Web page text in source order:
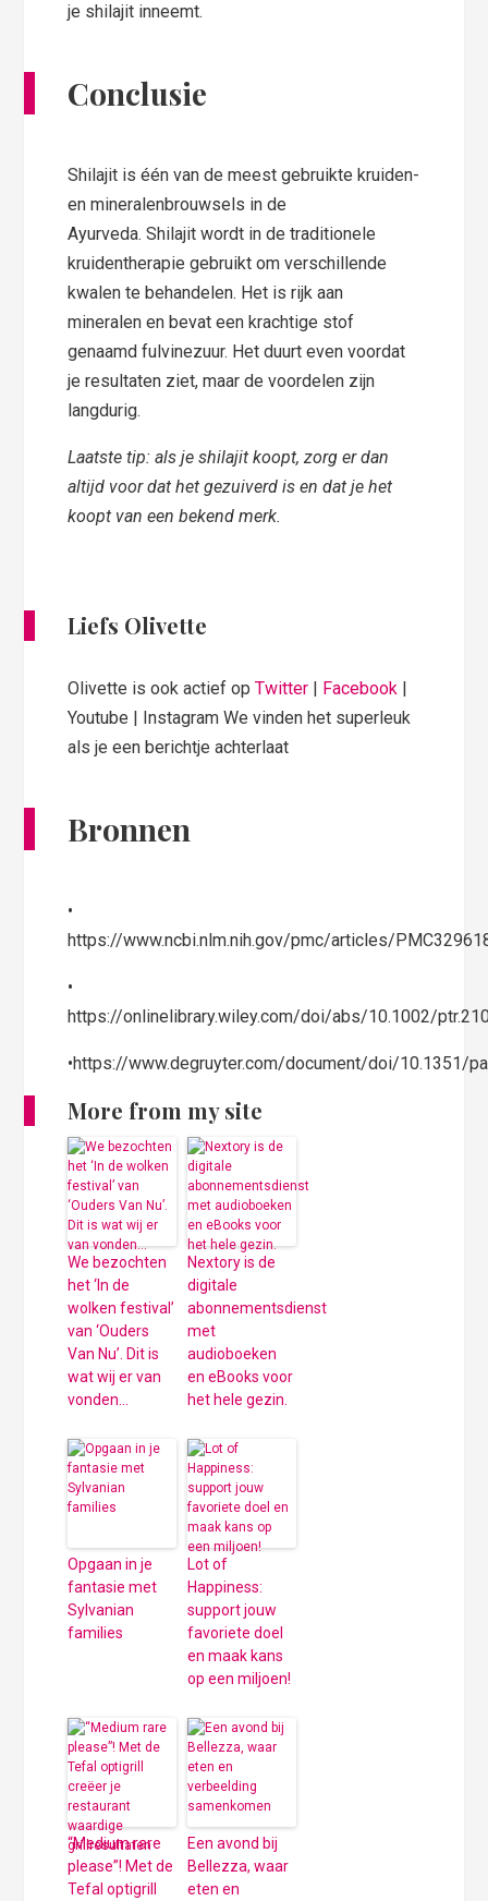
je shilajit inneemt.
Conclusie
Shilajit is één van de meest gebruikte kruiden-
en mineralenbrouwsels in de
Ayurveda. Shilajit wordt in de traditionele
kruidentherapie gebruikt om verschillende
kwalen te behandelen. Het is rijk aan
mineralen en bevat een krachtige stof
genaamd fulvinezuur. Het duurt even voordat
je resultaten ziet, maar de voordelen zijn
langdurig.
Laatste tip: als je shilajit koopt, zorg er dan
altijd voor dat het gezuiverd is en dat je het
koopt van een bekend merk.
Liefs Olivette
Olivette is ook actief opTwitter Facebook
Youtube | Instagram We vinden het superleuk
als je een berichtje achterlaat
Bronnen
•​
https://www.ncbi.nlm.nih.gov/pmc/articles/
•​
https://onlinelibrary.wiley.com/doi/abs/10.1002/
•https://www.degruyter.com/document/doi/10.1351/
More from my site
We bezochten
het ‘In de
wolken festival’
van ‘Ouders
Van Nu’. Dit is
wat wij er van
vonden…
Nextory is de
digitale
abonnementsdienst
met
audioboeken
en eBooks voor
het hele gezin.
Opgaan in je
fantasie met
Sylvanian
families
Lot of
Happiness:
support jouw
favoriete doel
en maak kans
op een miljoen!
“Medium rare
please”! Met de
Tefal optigrill
Een avond bij
Bellezza, waar
eten en